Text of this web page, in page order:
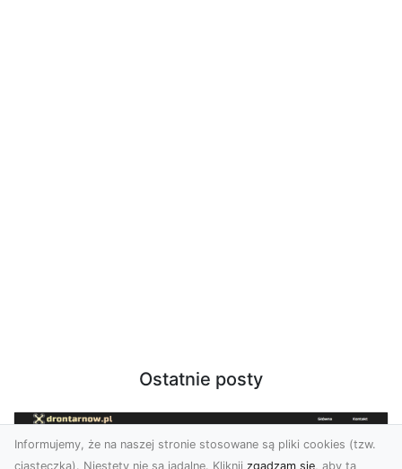
Ostatnie posty
Informujemy, że na naszej stronie stosowane są pliki cookies (tzw.
ciasteczka). Niestety nie są jadalne. Kliknij zgadzam się , aby ta